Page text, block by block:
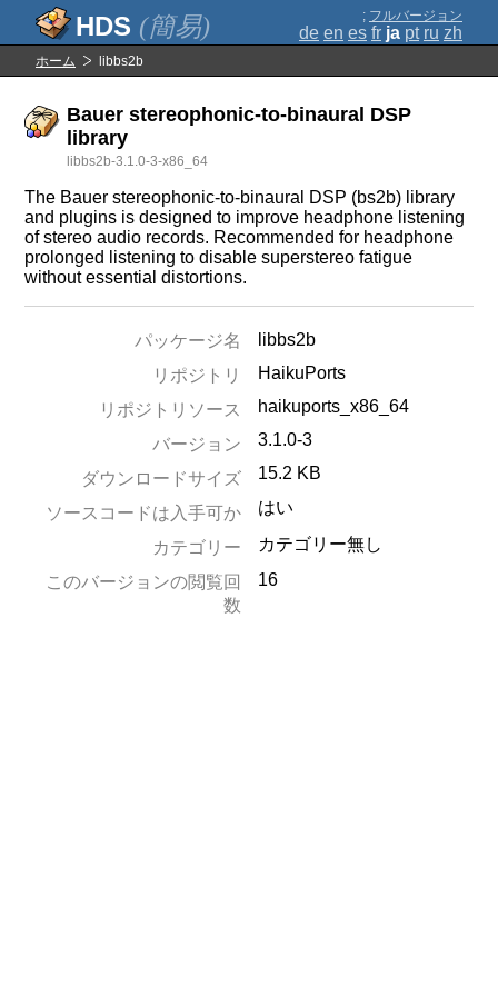
(簡易) ; フルバージョン
de en es fr ja pt ru zh
ホーム libbs2b
Bauer stereophonic-to-binaural DSP
library
libbs2b-3.1.0-3-x86_64
The Bauer stereophonic-to-binaural DSP (bs2b) library
and plugins is designed to improve headphone listening
of stereo audio records. Recommended for headphone
prolonged listening to disable superstereo fatigue
without essential distortions.
パッケージ名
libbs2b
リポジトリ
HaikuPorts
リポジトリソース
haikuports_x86_64
バージョン
3.1.0-3
ダウンロードサイズ 15.2 KB
ソースコードは入手可か はい
カテゴリー
カテゴリー無し
このバージョンの閲覧回
数
16